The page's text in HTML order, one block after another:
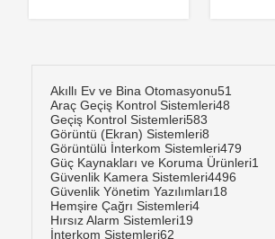
Akıllı Ev ve Bina Otomasyonu51
Araç Geçiş Kontrol Sistemleri48
Geçiş Kontrol Sistemleri583
Görüntü (Ekran) Sistemleri8
Görüntülü İnterkom Sistemleri479
Güç Kaynakları ve Koruma Ürünleri1
Güvenlik Kamera Sistemleri4496
Güvenlik Yönetim Yazılımları18
Hemşire Çağrı Sistemleri4
Hırsız Alarm Sistemleri19
İnterkom Sistemleri62